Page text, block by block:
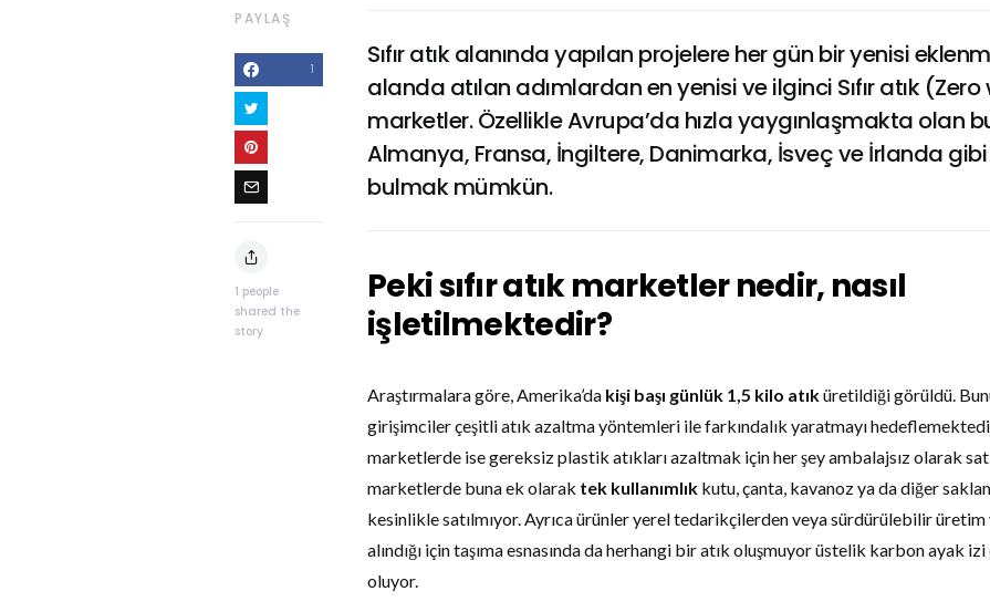
PAYLAŞ
1 people
shared the
story
1
Sıfır atık alanında yapılan projelere her gün bir yenisi
alanda atılan adımlardan en yenisi ve ilginci Sıfır atık
marketler. Özellikle Avrupa’da hızla yaygınlaşmakta olan
Almanya, Fransa, İngiltere, Danimarka, İsveç ve İrlanda
bulmak mümkün.
Peki sıfır atık marketler nedir, nasıl
işletilmektedir?
Araştırmalara göre, Amerika’da kişi başı günlük 1,5 kilo atıküretildiği görüldü.
girişimciler çeşitli atık azaltma yöntemleri ile farkındalık yaratmayı
marketlerde ise gereksiz plastik atıkları azaltmak için her şey ambalajsız olarak
marketlerde buna ek olarak tek kullanımlık kutu, çanta, kavanoz ya da diğer
kesinlikle satılmıyor. Ayrıca ürünler yerel tedarikçilerden veya sürdürülebilir
alındığı için taşıma esnasında da herhangi bir atık oluşmuyor üstelik karbon ayak izi
oluyor.